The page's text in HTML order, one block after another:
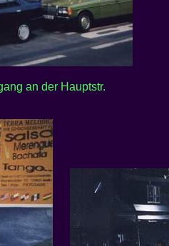
an der Hauptstr.